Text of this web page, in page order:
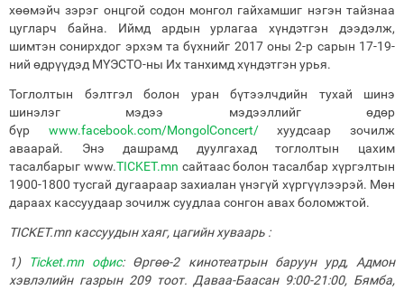
хөөмэйч зэрэг онцгой содон монгол гайхамшиг нэгэн тайзнаа
цугларч байна. Иймд ардын урлагаа хүндэтгэн дээдэлж,
шимтэн сонирхдог эрхэм та бүхнийг 2017 оны 2-р сарын 17-19-
ний өдрүүдэд МҮЭСТО-ны Их танхимд хүндэтгэн урья.
Тоглолтын бэлтгэл болон уран бүтээлчдийн тухай шинэ
шинэлэг мэдээ мэдээллийг өдөр
бүр www.facebook.com/MongolConcert/хуудсаар зочилж
аваарай. Энэ дашрамд дуулгахад тоглолтын цахим
тасалбарыг www.TICKET.mn сайтаас болон тасалбар хүргэлтын
1900-1800 тусгай дугаараар захиалан үнэгүй хүргүүлээрэй. Мөн
дараах кассуудаар зочилж суудлаа сонгон авах боломжтой.
TICKET.mn кассуудын хаяг, цагийн хуваарь :
1) Ticket.mn офис: Өргөө-2 кинотеатрын баруун урд, Адмон
хэвлэлийн газрын 209 тоот. Даваа-Баасан 9:00-21:00, Бямба,